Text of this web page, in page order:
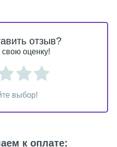
отзыв?
свою оценку!
выбор!
к оплате: